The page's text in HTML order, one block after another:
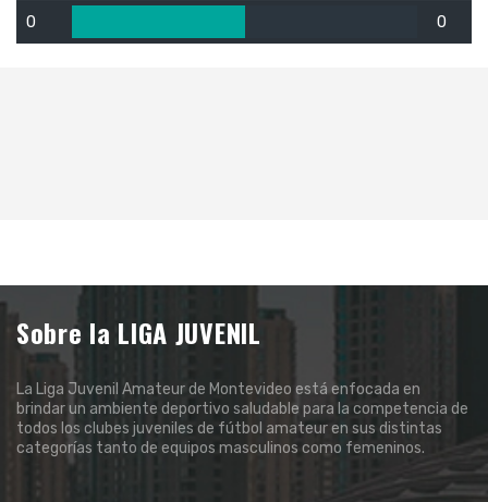
0 0
Sobre la LIGA JUVENIL
La Liga Juvenil Amateur de Montevideo está enfocada en
brindar un ambiente deportivo saludable para la competencia de
todos los clubes juveniles de fútbol amateur en sus distintas
categorías tanto de equipos masculinos como femeninos.